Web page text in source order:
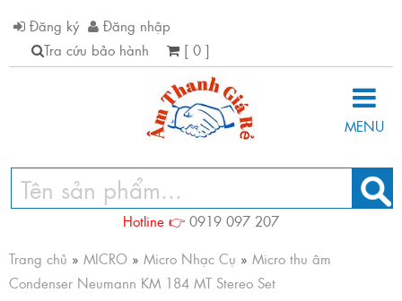
Đăng ký
Đăng nhập
Tra cứu bảo hành
[ 0 ]
MENU
Hotline 👉 0919 097 207
Trang chủ » MICRO » Micro Nhạc Cụ » Micro thu âm
Condenser Neumann KM 184 MT Stereo Set